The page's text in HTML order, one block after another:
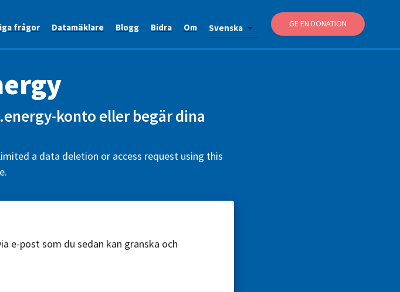
frågor Datamäklare Blogg Bidra Om Svenska GE EN DONATION
konto eller begär dina
a data deletion or access request using this
e-post som du sedan kan granska och